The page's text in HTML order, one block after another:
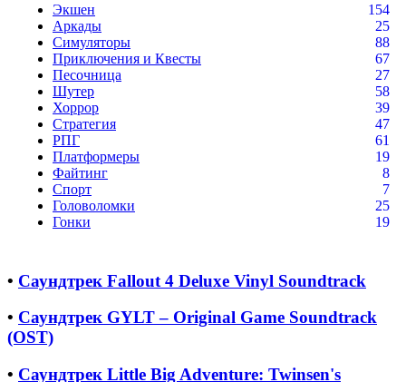
Экшен
154
Аркады
25
Симуляторы
88
Приключения и Квесты
67
Песочница
27
Шутер
58
Хоррор
39
Стратегия
47
РПГ
61
Платформеры
19
Файтинг
8
Спорт
7
Головоломки
25
Гонки
19
• Саундтрек Fallout 4 Deluxe Vinyl Soundtrack
• Саундтрек GYLT – Original Game Soundtrack
(OST)
• Саундтрек Little Big Adventure: Twinsen's